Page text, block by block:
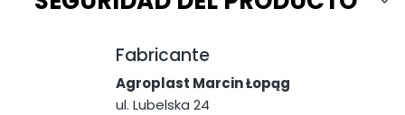
Fabricante
Agroplast Marcin Łopąg
ul. Lubelska 24